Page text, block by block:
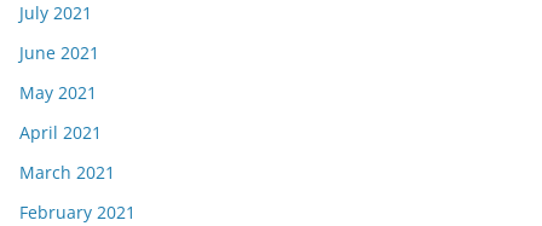
July 2021
June 2021
May 2021
April 2021
March 2021
February 2021